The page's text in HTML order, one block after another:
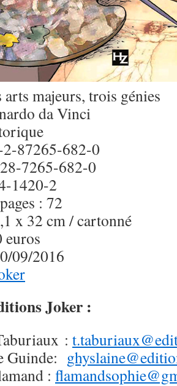
majeurs, trois génies
da Vinci
87265-682-0
7265-682-0
1420-2
: 72
x 32 cm / cartonné
euros
09/2016
Joker :
:
Guinde:
: